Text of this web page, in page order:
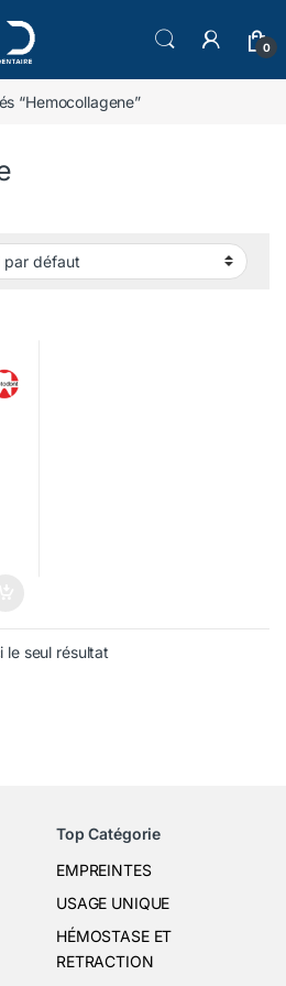
0
“Hemocollagene”
le seul résultat
Top Catégorie
EMPREINTES
USAGE UNIQUE
HÉMOSTASE ET
RETRACTION